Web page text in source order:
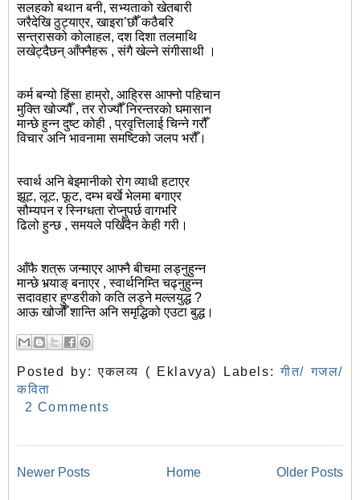
सलहको बथान बनी, सभ्यताको खेतबारी
जरैदेखि ठुट्याएर, खाइरा’छौँ कठैबरि
सन्त्रासको कोलाहल, दश दिशा तलमाथि
लखेट्दैछन् आँफ्नैहरू , संगै खेल्ने संगीसाथी ।
कर्म बन्यो हिंसा हाम्रो, आह्रिस आफ्नो पहिचान
मुक्ति खोज्यौँ , तर रोज्यौँ निरन्तरको घमासान
मान्छे हुन्न दुष्ट कोही , प्रवृत्तिलाई चिन्ने गरौँ
विचार अनि भावनामा समष्टिको जलप भरौँ।
स्वार्थ अनि बेइमानीको रोग व्याधी हटाएर
झूट, लूट, फूट, दम्भ बर्खे भेलमा बगाएर
सौम्यपन र स्निग्धता रोप्नुपर्छ वागभरि
ढिलो हुन्छ , समयले पर्खिँदैन केही गरी।
आँफै शत्रू जन्माएर आफ्नै बीचमा लड्नुहुन्न
मान्छे भर्‍याङ् बनाएर , स्वार्थनिम्ति चढ्नुहुन्न
सदावहार हुण्डरीको कति लड्ने मल्लयुद्ध ?
आऊ खोजौँ शान्ति अनि समृद्धिको एउटा बुद्ध।
Posted by:एकलव्य ( Eklavya) Labels:गीत/ गजल/
कविता
2 Comments
Newer Posts Older Posts
Home